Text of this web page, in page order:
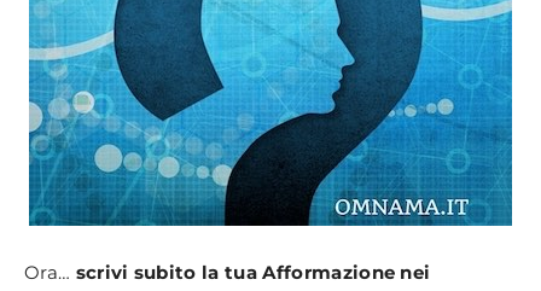
Ora… scrivi subito la tua Afformazione nei